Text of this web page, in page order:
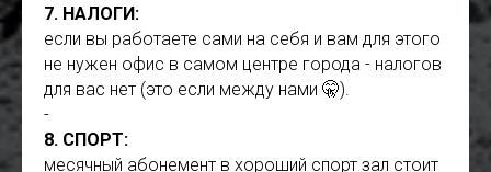
7. НАЛОГИ:
если вы работаете сами на себя и вам для этого
не нужен офис в самом центре города - налогов
для вас нет (это если между нами 🤫).
-
8. СПОРТ:
месячный абонемент в хороший спорт зал стоит